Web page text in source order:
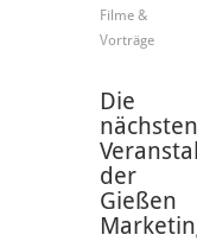
Filme &
Vorträge
Die
nächsten
der
Gießen